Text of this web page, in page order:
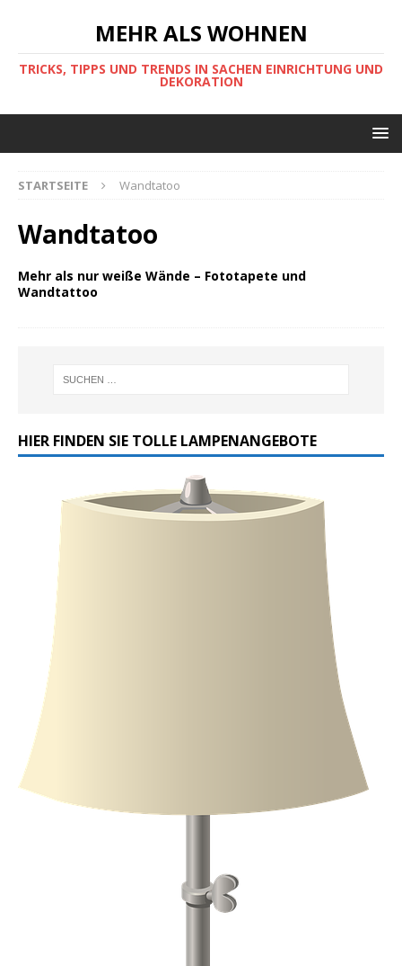
MEHR ALS WOHNEN
TRICKS, TIPPS UND TRENDS IN SACHEN EINRICHTUNG UND
DEKORATION
STARTSEITE Wandtatoo
Wandtatoo
Mehr als nur weiße Wände – Fototapete und
Wandtattoo
HIER FINDEN SIE TOLLE LAMPENANGEBOTE